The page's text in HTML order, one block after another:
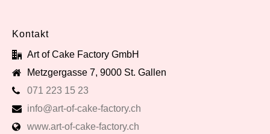
Kontakt
Art of Cake Factory GmbH
Metzgergasse 7, 9000 St. Gallen
071 223 15 23
info@art-of-cake-factory.ch
www.art-of-cake-factory.ch